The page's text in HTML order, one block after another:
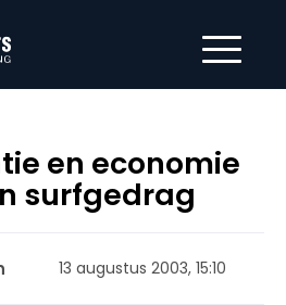
en economie
surfgedrag
13 augustus 2003, 15:10